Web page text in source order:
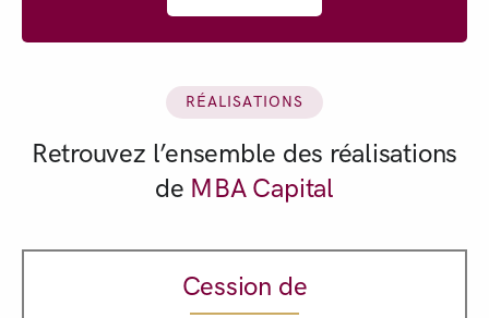
RÉALISATIONS
Retrouvez l’ensemble des réalisations
de MBA Capital
Cession de